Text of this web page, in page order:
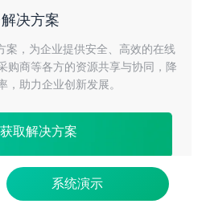
决方案
案，为企业提供安全、高效的在线
购商等各方的资源共享与协同，降
助力企业创新发展。
取解决方案
商业转载请联系作者获得授权，非商
系统演示